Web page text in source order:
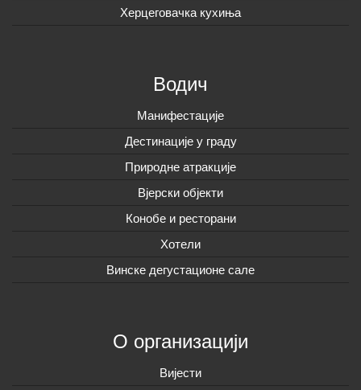
Херцеговачка кухиња
Водич
Манифестације
Дестинације у граду
Природне атракције
Вјерски објекти
Конобе и ресторани
Хотели
Винске дегустационе сале
О организацији
Вијeсти